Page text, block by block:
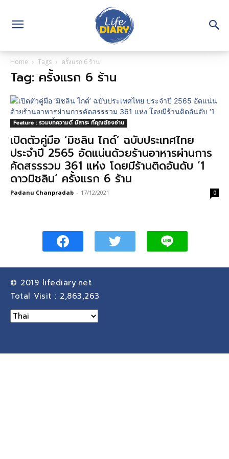
Home Tags ครั้งแรก 6 ร้าน
Tag: ครั้งแรก 6 ร้าน
Feature : รวมบทความดี มีสาระ ที่คุณต้องอ่าน
เปิดตัวคู่มือ ‘มิชลิน ไกด์’ ฉบับประเทศไทย
ประจำปี 2565 อัดแน่นด้วยร้านอาหารผ่านการ
คัดสรรรวม 361 แห่ง โดยมีร้านติดอันดับ ‘1
ดาวมิชลิน’ ครั้งแรก 6 ร้าน
Padanu Chanpradab - 17/12/2021 0
© 2019 lifediary.net
Total Visit : 2,863,263